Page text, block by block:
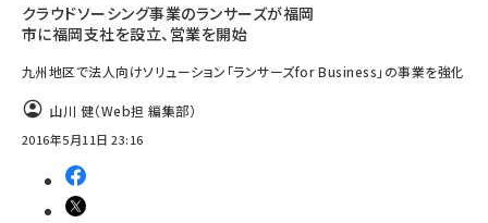
クラウドソーシング事業のランサーズが福岡
市に福岡支社を設立、営業を開始
九州地区で法人向けソリューション「ランサーズfor Business」の事業を強化
山川 健（Web担 編集部）
2016年5月11日 23:16